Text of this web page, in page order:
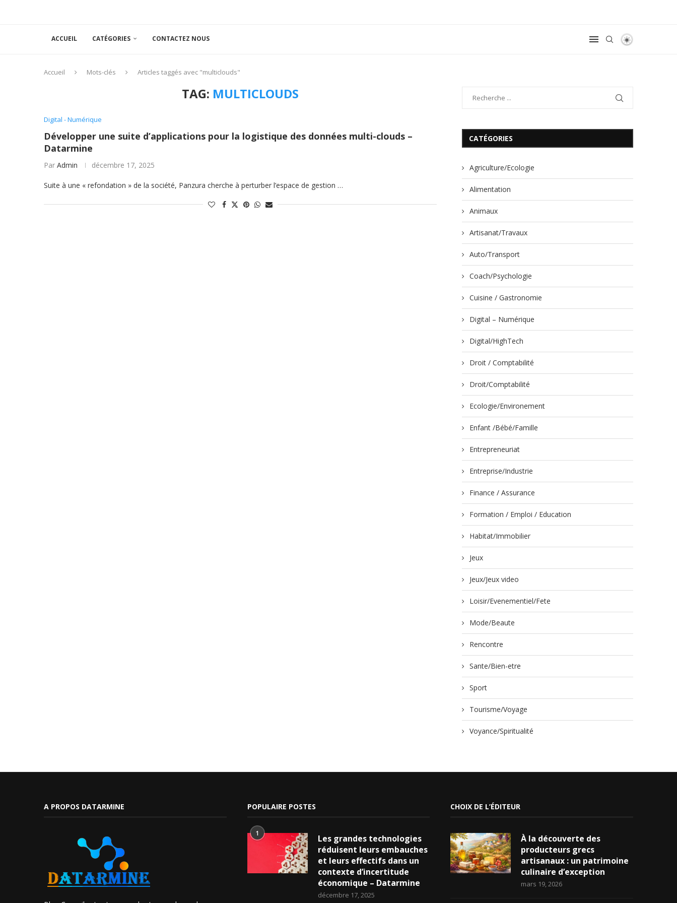
ACCUEIL CATÉGORIES CONTACTEZ NOUS
Accueil Mots-clés Articles taggés avec "multiclouds"
TAG: MULTICLOUDS
Digital - Numérique
Développer une suite d’applications pour la logistique des données multi-clouds –
Datarmine
Par Admin décembre 17, 2025
Suite à une « refondation » de la société, Panzura cherche à perturber l’espace de gestion …
CATÉGORIES
Agriculture/Ecologie
Alimentation
Animaux
Artisanat/Travaux
Auto/Transport
Coach/Psychologie
Cuisine / Gastronomie
Digital – Numérique
Digital/HighTech
Droit / Comptabilité
Droit/Comptabilité
Ecologie/Environement
Enfant /Bébé/Famille
Entrepreneuriat
Entreprise/Industrie
Finance / Assurance
Formation / Emploi / Education
Habitat/Immobilier
Jeux
Jeux/Jeux video
Loisir/Evenementiel/Fete
Mode/Beaute
Rencontre
Sante/Bien-etre
Sport
Tourisme/Voyage
Voyance/Spiritualité
A PROPOS DATARMINE POPULAIRE POSTES
1
Les grandes technologies
réduisent leurs embauches
et leurs effectifs dans un
contexte d’incertitude
économique – Datarmine
décembre 17, 2025
CHOIX DE L’ÉDITEUR
À la découverte des
producteurs grecs
artisanaux : un patrimoine
culinaire d’exception
mars 19, 2026